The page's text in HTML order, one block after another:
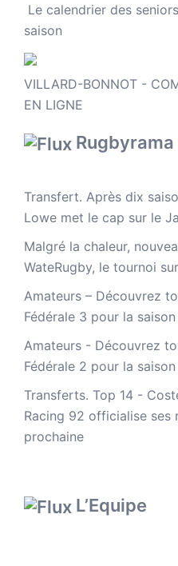
Le calendrier des
saison
VILLARD-BONNOT -
EN LIGNE
Rugbyrama
Transfert. Après dix
Lowe met le cap sur le
Malgré la chaleur,
WateRugby, le tournoi
Amateurs – Découvrez
Fédérale 3 pour la
Amateurs - Découvrez
Fédérale 2 pour la
Transferts. Top 14 -
Racing 92 officialise ses
prochaine
L’Equipe